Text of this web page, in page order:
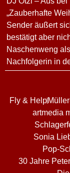
„Zauberhafte
Sender äußert
bestätigt aber
Naschenweng als
Nachfolgerin in
Fly & Help
artmedia
Sonia
Pop-
30 Jahre